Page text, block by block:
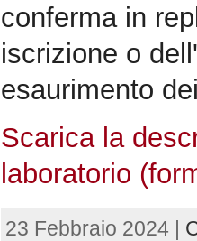
conferma in
iscrizione o
esaurimento
Scarica la
laboratorio
23 Febbraio 2024 |